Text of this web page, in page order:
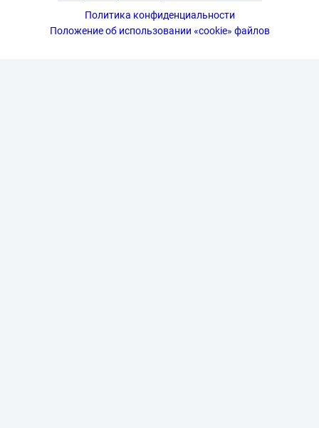
изображённых лиц в соответствии
с требованиями законодательства
Политика конфиденциальности
Положение об использовании «cookie» файлов